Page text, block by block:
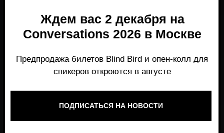
Место, где можно получить честный,
работает и формирует рынок генеративного